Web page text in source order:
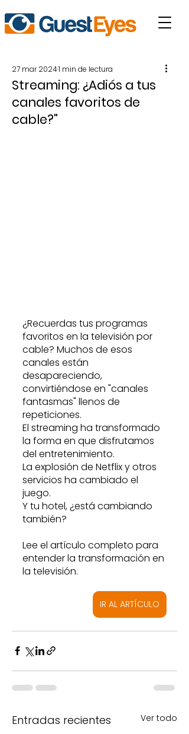
Streaming: ¿Adiós a tus
canales favoritos de
cable?"
27 mar 20241 min de lectura
¿Recuerdas tus programas
favoritos en la televisión por
cable? Muchos de esos
canales están
desapareciendo,
convirtiéndose en "canales
fantasmas" llenos de
repeticiones.
El streaming ha transformado
la forma en que disfrutamos
del entretenimiento.
La explosión de Netflix y otros
servicios ha cambiado el
juego.
Y tu hotel, ¿está cambiando
también?
Lee el artículo completo para
entender la transformación en
la televisión.
IR AL ARTÍCULO
Entradas recientes Ver todo